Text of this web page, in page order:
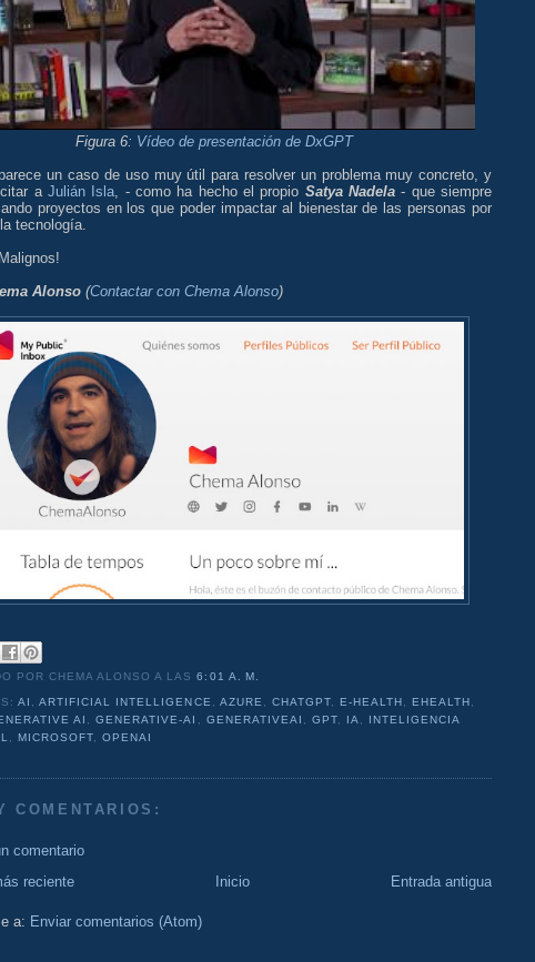
Figura 6: Vídeo de presentación de DxGPT
un caso de uso muy útil para resolver un problema muy concreto, y
a Julián Isla, - como ha hecho el propio Satya Nadela - que siempre
proyectos en los que poder impactar al bienestar de las personas por
tecnología.
Alonso (Contactar con Chema Alonso)
POR CHEMA ALONSOA LAS6:01 A. M.
AI ,ARTIFICIAL INTELLIGENCE, AZURE, CHATGPT, E-HEALTH , EHEALTH ,
AI ,GENERATIVE-AI , GENERATIVEAI , GPT, IA,
INTELIGENCIA
, MICROSOFT,OPENAI
COMENTARIOS:
comentario
reciente
Entrada antigua
Inicio
a: Enviar comentarios (Atom)